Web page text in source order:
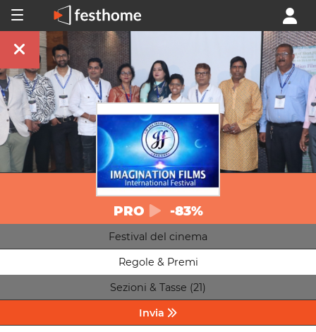
PRO -83%
Festival del cinema
Regole & Premi
Sezioni & Tasse (21)
Invia